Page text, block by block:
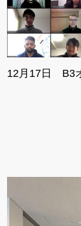
12月17日 B3